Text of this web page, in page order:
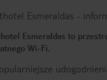
Esmeraldas -
Esmeraldas to
Wi-Fi.